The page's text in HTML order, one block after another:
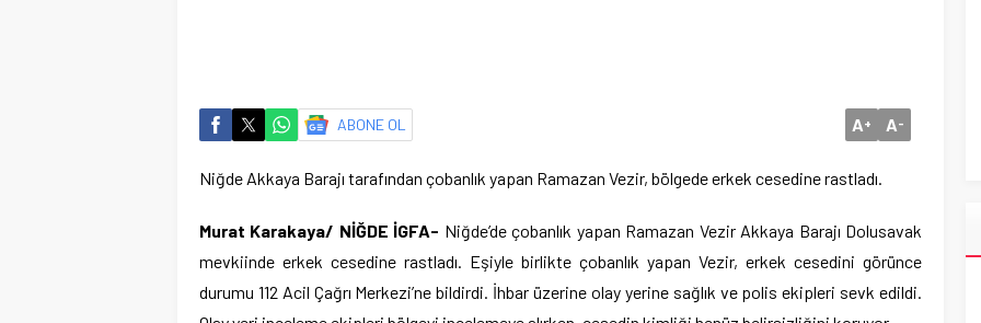
ABONE OL A+ A-
Niğde Akkaya Barajı tarafından çobanlık yapan Ramazan Vezir, bölgede erkek cesedine rastladı.
Murat Karakaya/ NİĞDE İGFA- Niğde’de çobanlık yapan Ramazan Vezir Akkaya Barajı Dolusavak
mevkiinde erkek cesedine rastladı. Eşiyle birlikte çobanlık yapan Vezir, erkek cesedini görünce
durumu 112 Acil Çağrı Merkezi’ne bildirdi. İhbar üzerine olay yerine sağlık ve polis ekipleri sevk edildi.